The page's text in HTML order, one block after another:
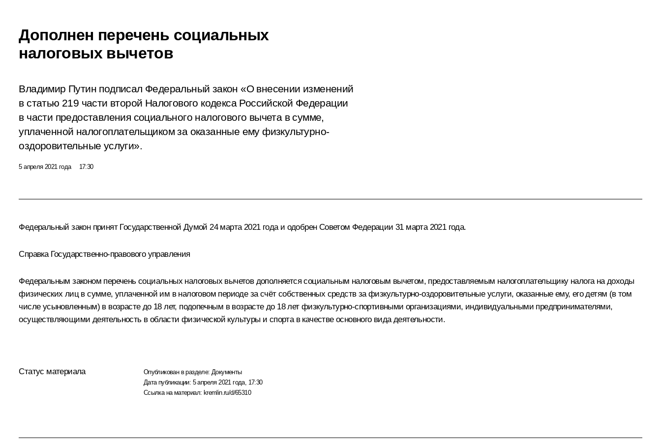
Дополнен перечень социальных
налоговых вычетов
Владимир Путин подписал Федеральный закон «О внесении изменений
в статью 219 части второй Налогового кодекса Российской Федерации
в части предоставления социального налогового вычета в сумме,
уплаченной налогоплательщиком за оказанные ему физкультурно-
оздоровительные услуги».
5 апреля 2021 года 17:30
Федеральный закон принят Государственной Думой 24 марта 2021 года и одобрен Советом Федерации 31 марта 2021 года.
Справка Государственно-правового управления
Федеральным законом перечень социальных налоговых вычетов дополняется социальным налоговым вычетом, предоставляемым налогоплательщику налога на доходы
физических лиц в сумме, уплаченной им в налоговом периоде за счёт собственных средств за физкультурно-оздоровительные услуги, оказанные ему, его детям (в том
числе усыновленным) в возрасте до 18 лет, подопечным в возрасте до 18 лет физкультурно-спортивными организациями, индивидуальными предпринимателями,
осуществляющими деятельность в области физической культуры и спорта в качестве основного вида деятельности.
Статус материала Опубликован в разделе: Документы
Дата публикации: 5 апреля 2021 года, 17:30
Ссылка на материал: kremlin.ru/d/65310